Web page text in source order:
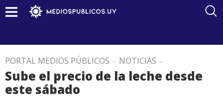
PORTAL MEDIOS PÚBLICOS . NOTICIAS .
Sube el precio de la leche desde
este sábado